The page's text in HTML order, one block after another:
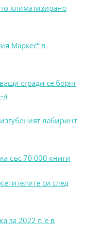
климатизирано
Маркес“ в
сгради се борят
а
лабиринт
със 70 000 книги
си след
за 2022 г. е в